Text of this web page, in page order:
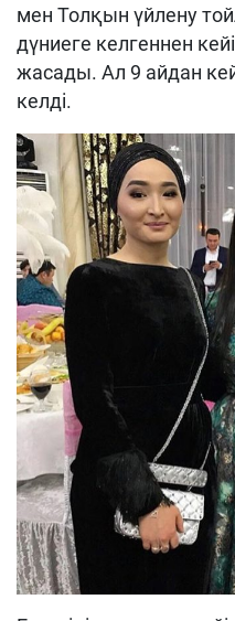
мен Толқын үйлену
дүниеге келгеннен
жасады. Ал 9 айдан
келді.